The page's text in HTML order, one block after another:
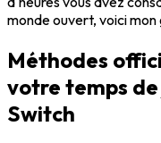
monde ouvert, voici
Méthodes
votre temps
Switch